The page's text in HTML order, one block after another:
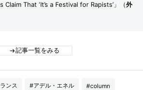
That ‘It’s a Festival for Rapists’」（外
記事一覧をみる
ンス #アデル・エネル #column